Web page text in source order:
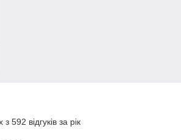
592 відгуків за рік